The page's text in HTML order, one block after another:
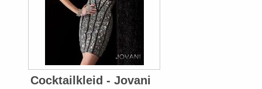
Cocktailkleid - Jovani